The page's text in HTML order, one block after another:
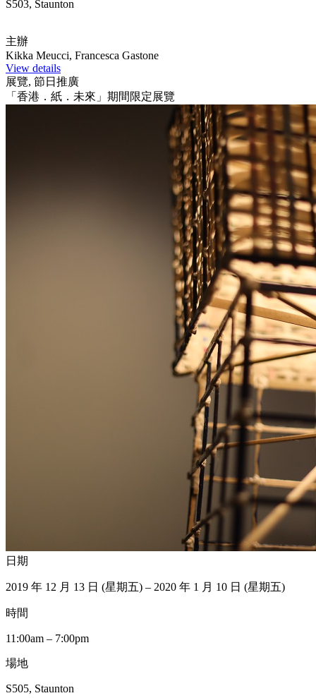
S503, Staunton
主辦
Kikka Meucci, Francesca Gastone
View details
展覽, 節日推廣
「香港．紙．未來」期間限定展覽
日期
2019 年 12 月 13 日 (星期五) – 2020 年 1 月 10 日 (星期五)
時間
11:00am – 7:00pm
場地
S505, Staunton